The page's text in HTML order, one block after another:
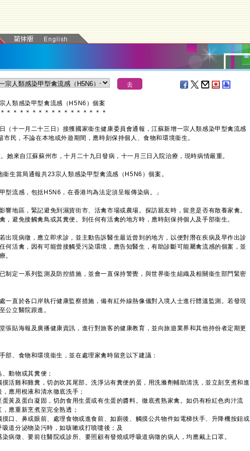
人類感染甲型禽流感（H5N6）個案
＊ ＊ ＊ ＊ ＊ ＊ ＊ ＊ ＊ ＊ ＊ ＊ ＊ ＊ ＊ ＊ ＊
十一月二十三日）接獲國家衞生健康委員會通報，江蘇新增一宗人類感染甲型禽流感
市民，不論在本地或外遊期間，應時刻保持個人、食物和環境衞生。
來自江蘇蘇州市，十月二十九日發病，十一月三日入院治療，現時病情嚴重。
當局通報共23宗人類感染甲型禽流感（H5N6）個案。
流感，包括H5N6，在香港均為法定須呈報傳染病。」
地區，緊記避免到濕貨街市、活禽市場或農場。探訪親友時，留意是否有散養家禽。
，避免接觸禽鳥或其糞便。到任何有活禽的地方時，應時刻保持個人及手部衞生。
現病徵，應立即求診，並主動告訴醫生最近曾到的地方，以便對潛在疾病及早作出診
何活禽，因有可能曾接觸受污染環境，應告知醫生，有助診斷可能屬禽流感的個案，並
。
定一系列監測及防控措施，並會一直保持警覺，與世界衞生組織及相關衞生部門緊密
直於各口岸執行健康監察措施，備有紅外線熱像儀對入境人士進行體溫監測。若發現
公立醫院跟進。
貼海報及廣播健康資訊，進行對旅客的健康教育，並向旅遊業界和其他持份者定期更
、食物和環境衞生，並在處理家禽時留意以下建議：
動物或其糞便；
摸活雞和雞糞，切勿吹其尾部。洗淨沾有糞便的蛋，用洗滌劑輔助清洗，並立刻烹煮和進
應用梘液和清水徹底洗手；
蛋黃及蛋白凝固，切勿食用生蛋或有生蛋的醬料。徹底煮熟家禽。如仍有粉紅色肉汁流
應重新烹煮至完全熟透；
摸口、鼻或眼前、處理食物或進食前、如廁後、觸摸公共物件如電梯扶手、升降機按鈕或
吸道分泌物染污時，如咳嗽或打噴嚏後；及
病徵、要前往醫院或診所、要照顧有發燒或呼吸道病徵的病人，均應戴上口罩。